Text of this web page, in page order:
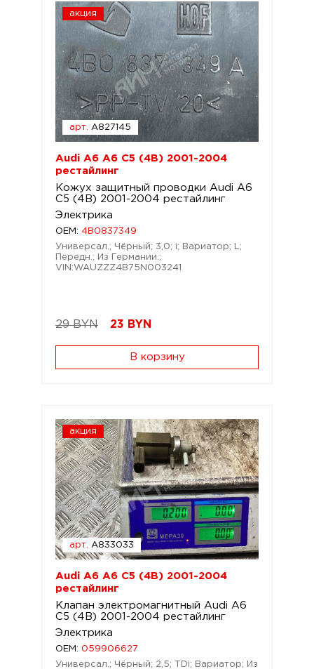
акция
арт. A827145
Audi A6 A6 C5 (4B) 2001-2004
рестайлинг
Кожух защитный проводки Audi A6
C5 (4B) 2001-2004 рестайлинг
Электрика
OEM: 4B0837349
Универсал.; Чёрный; 3,0; i; Вариатор; L;
Передн.; Из Германии.;
VIN:WAUZZZ4B75N003241
29 BYN 23 BYN
В корзину
акция
арт. A833033
Audi A6 A6 C5 (4B) 2001-2004
рестайлинг
Клапан электромагнитный Audi A6
C5 (4B) 2001-2004 рестайлинг
Электрика
OEM: 059906627
Универсал.; Чёрный; 2,5; TDi; Вариатор; Из